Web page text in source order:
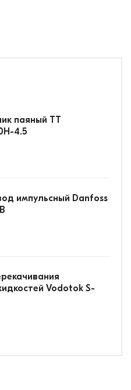
паяный ТТ
4.5
импульсный Danfoss
Vodotok S-